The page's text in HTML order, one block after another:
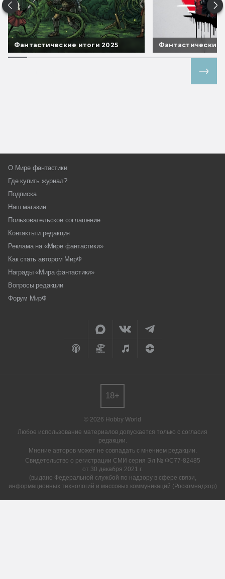
Фантастические итоги 2025 Фантастические
О Мире фантастики
Где купить журнал?
Подписка
Наш магазин
Пользовательское соглашение
Контакты и редакция
Реклама на «Мире фантастики»
Как стать автором МирФ
Награды «Мира фантастики»
Вопросы редакции
Форум МирФ
© 2026 Hobby World
Любое использование материалов допускается только с согласия
редакции.
Мнение авторов может не совпадать с мнением редакции.
Свидетельство о регистрации СМИ серия Эл № ФС77-82485
от 30 декабря 2021 г.
(выдано Федеральной службой по надзору в сфере связи,
информационных технологий и массовых коммуникаций (Роскомнадзор)
18+